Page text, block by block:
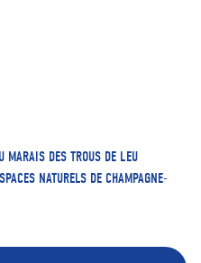
MARAIS DES TROUS DE LEU
NATURELS DE CHAMPAGNE-